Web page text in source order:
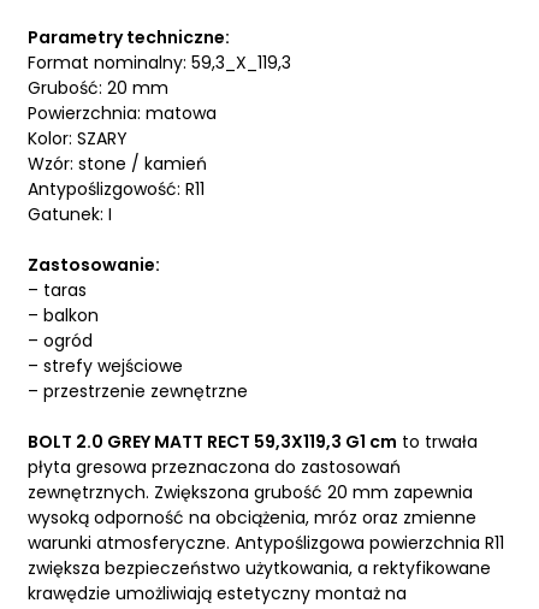
Parametry techniczne:
Format nominalny: 59,3_X_119,3
Grubość: 20 mm
Powierzchnia: matowa
Kolor: SZARY
Wzór: stone / kamień
Antypoślizgowość: R11
Gatunek: I
Zastosowanie:
– taras
– balkon
– ogród
– strefy wejściowe
– przestrzenie zewnętrzne
BOLT 2.0 GREY MATT RECT 59,3X119,3 G1 cm to trwała
płyta gresowa przeznaczona do zastosowań
zewnętrznych. Zwiększona grubość 20 mm zapewnia
wysoką odporność na obciążenia, mróz oraz zmienne
warunki atmosferyczne. Antypoślizgowa powierzchnia R11
zwiększa bezpieczeństwo użytkowania, a rektyfikowane
krawędzie umożliwiają estetyczny montaż na